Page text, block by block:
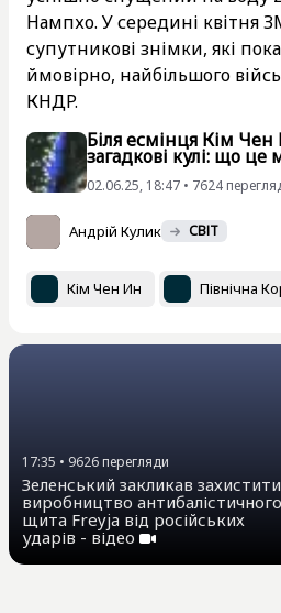
Нампхо. У середині квітня
супутникові знімки, які
ймовірно, найбільшого
КНДР.
Біля есмінця Кім
загадкові кулі: що
02.06.25, 18:47 • 7624
Андрій Кулик СВІТ
Кім Чен Ин Північна
17:35 • 9626перегляди
Зеленський закликав захистити
виробництво антибалістичного
щита Freyja від російських
ударів - відео